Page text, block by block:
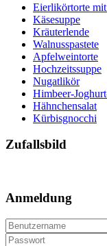
Eierlikörtorte
Käsesuppe
Kräuterlende
Walnusspastete
Apfelweintorte
Hochzeitssuppe
Nugatlikör
Himbeer-
Hähnchensalat
Kürbisgnocchi
Zufallsbild
Anmeldung